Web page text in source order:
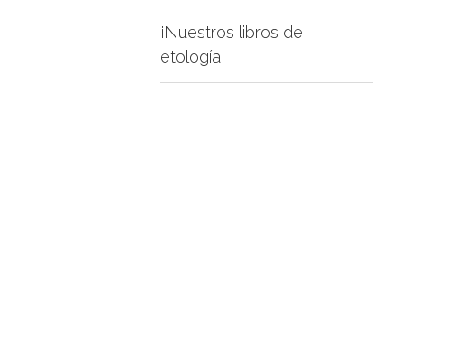
¡Nuestros libros de
etología!